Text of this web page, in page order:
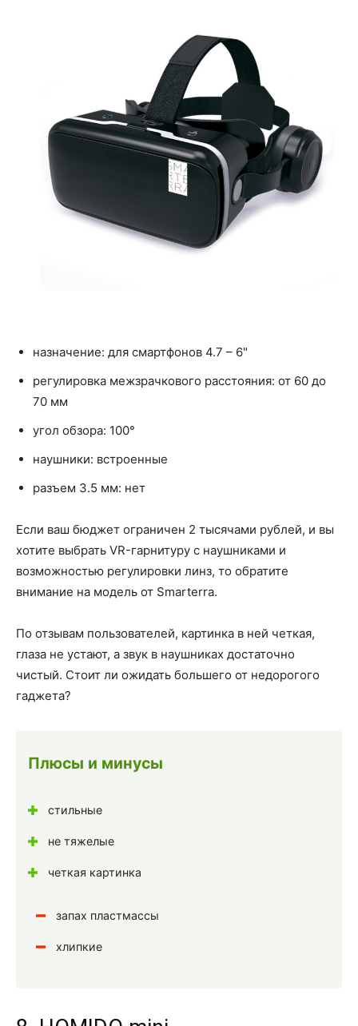
назначение: для смартфонов 4.7 – 6"
регулировка межзрачкового расстояния: от 60 до
70 мм
угол обзора: 100°
наушники: встроенные
разъем 3.5 мм: нет
Если ваш бюджет ограничен 2 тысячами рублей, и вы
хотите выбрать VR-гарнитуру с наушниками и
возможностью регулировки линз, то обратите
внимание на модель от Smarterra.
По отзывам пользователей, картинка в ней четкая,
глаза не устают, а звук в наушниках достаточно
чистый. Стоит ли ожидать большего от недорогого
гаджета?
Плюсы и минусы
стильные
не тяжелые
четкая картинка
запах пластмассы
хлипкие